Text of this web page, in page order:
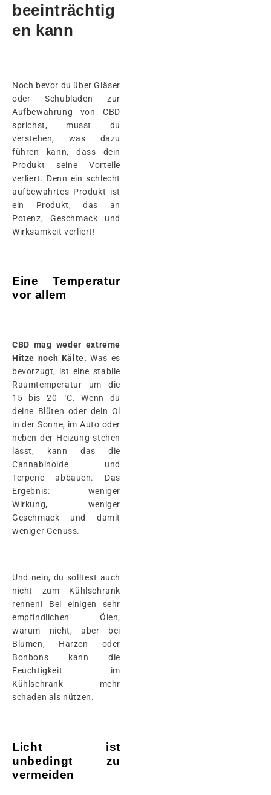
beeinträchtig
en kann
Noch bevor du über Gläser
oder Schubladen zur
Aufbewahrung von CBD
sprichst, musst du
verstehen, was dazu
führen kann, dass dein
Produkt seine Vorteile
verliert. Denn ein schlecht
aufbewahrtes Produkt ist
ein Produkt, das an
Potenz, Geschmack und
Wirksamkeit verliert!
Eine Temperatur
vor allem
CBD mag weder extreme
Hitze noch Kälte. Was es
bevorzugt, ist eine stabile
Raumtemperatur um die
15 bis 20 °C. Wenn du
deine Blüten oder dein Öl
in der Sonne, im Auto oder
neben der Heizung stehen
lässt, kann das die
Cannabinoide und
Terpene abbauen. Das
Ergebnis: weniger
Wirkung, weniger
Geschmack und damit
weniger Genuss.
Und nein, du solltest auch
nicht zum Kühlschrank
rennen! Bei einigen sehr
empfindlichen Ölen,
warum nicht, aber bei
Blumen, Harzen oder
Bonbons kann die
Feuchtigkeit im
Kühlschrank mehr
schaden als nützen.
Licht ist
unbedingt zu
vermeiden